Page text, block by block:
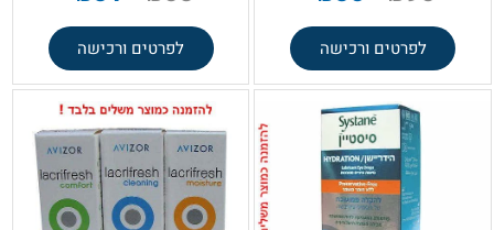
לפרטים ורכישה לפרטים ורכישה